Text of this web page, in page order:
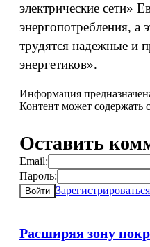
электрические сети»
энергопотребления,
трудятся надежные и
энергетиков».
Информация
Контент может содержать
Оставить
Email:
Пароль:
Войти Зарегистрироваться
Расширяя зону